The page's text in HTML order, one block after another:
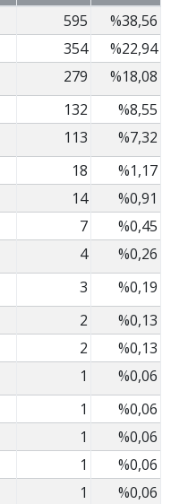
595
%38,56
354
%22,94
279
%18,08
132
%8,55
113
%7,32
18
%1,17
14
%0,91
7
%0,45
4
%0,26
3
%0,19
2
%0,13
2
%0,13
1
%0,06
1
%0,06
1
%0,06
1
%0,06
1
%0,06